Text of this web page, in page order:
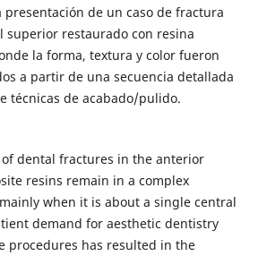
de un caso de fractura
superior restaurado con resina
la forma, textura y color fueron
a partir de una secuencia detallada
técnicas de acabado/pulido.
dental fractures in the anterior
resins remain in a complex
when it is about a single central
demand for aesthetic dentistry
procedures has resulted in the